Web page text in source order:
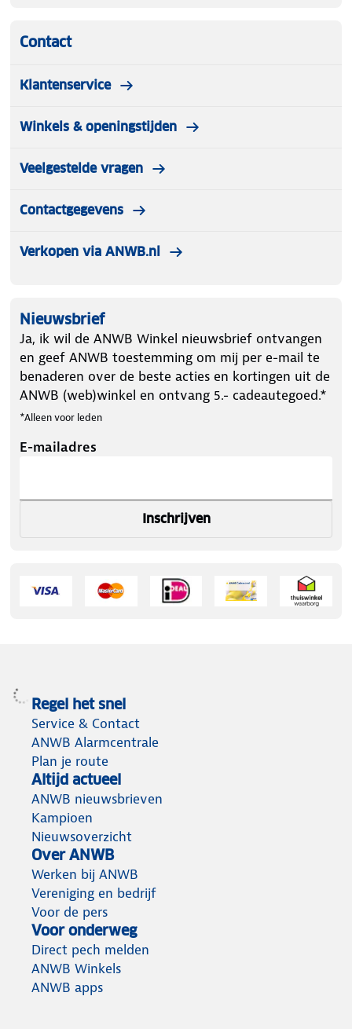
Contact
Klantenservice
Winkels & openingstijden
Veelgestelde vragen
Contactgegevens
Verkopen via ANWB.nl
Nieuwsbrief
Ja, ik wil de ANWB Winkel nieuwsbrief ontvangen
en geef ANWB toestemming om mij per e-mail te
benaderen over de beste acties en kortingen uit de
ANWB (web)winkel en ontvang 5.- cadeautegoed.*
*Alleen voor leden
E-mailadres
Inschrijven
Regel het snel
Service & Contact
ANWB Alarmcentrale
Plan je route
Altijd actueel
ANWB nieuwsbrieven
Kampioen
Nieuwsoverzicht
Over ANWB
Werken bij ANWB
Vereniging en bedrijf
Voor de pers
Voor onderweg
Direct pech melden
ANWB Winkels
ANWB apps